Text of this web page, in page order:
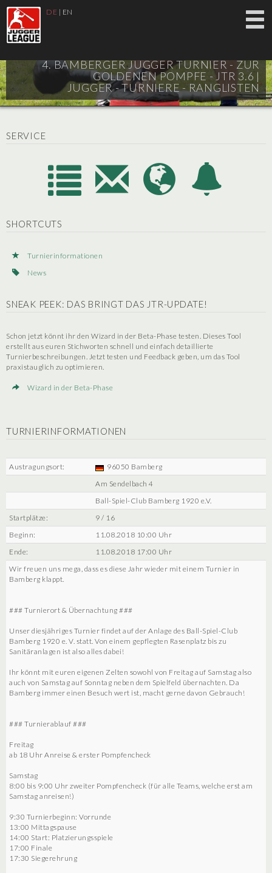
DE | EN
4. BAMBERGER JUGGER TURNIER - ZUR
GOLDENEN POMPFE - JTR 3.6 |
JUGGER - TURNIERE - RANGLISTEN
SERVICE
SHORTCUTS
Turnierinformationen
News
SNEAK PEEK: DAS BRINGT DAS JTR-UPDATE!
Schon jetzt könnt ihr den Wizard in der Beta-Phase testen. Dieses Tool
erstellt aus euren Stichworten schnell und einfach detaillierte
Turnierbeschreibungen. Jetzt testen und Feedback geben, um das Tool
praxistauglich zu optimieren.
Wizard in der Beta-Phase
TURNIERINFORMATIONEN
Austragungsort:
96050 Bamberg
Am Sendelbach 4
Ball-Spiel-Club Bamberg 1920 e.V.
Startplätze:
9 / 16
Beginn:
11.08.2018 10:00 Uhr
Ende:
11.08.2018 17:00 Uhr
Wir freuen uns mega, dass es diese Jahr wieder mit einem Turnier in
Bamberg klappt.
### Turnierort & Übernachtung ###
Unser diesjähriges Turnier findet auf der Anlage des Ball-Spiel-Club
Bamberg 1920 e. V. statt. Von einem gepflegten Rasenplatz bis zu
Sanitäranlagen ist also alles dabei!
Ihr könnt mit euren eigenen Zelten sowohl von Freitag auf Samstag also
auch von Samstag auf Sonntag neben dem Spielfeld übernachten. Da
Bamberg immer einen Besuch wert ist, macht gerne davon Gebrauch!
### Turnierablauf ###
Freitag
ab 18 Uhr Anreise & erster Pompfencheck
Samstag
8:00 bis 9:00 Uhr zweiter Pompfencheck (für alle Teams, welche erst am
Samstag anreisen!)
9:30 Turnierbeginn: Vorrunde
13:00 Mittagspause
14:00 Start: Platzierungsspiele
17:00 Finale
17:30 Siegerehrung